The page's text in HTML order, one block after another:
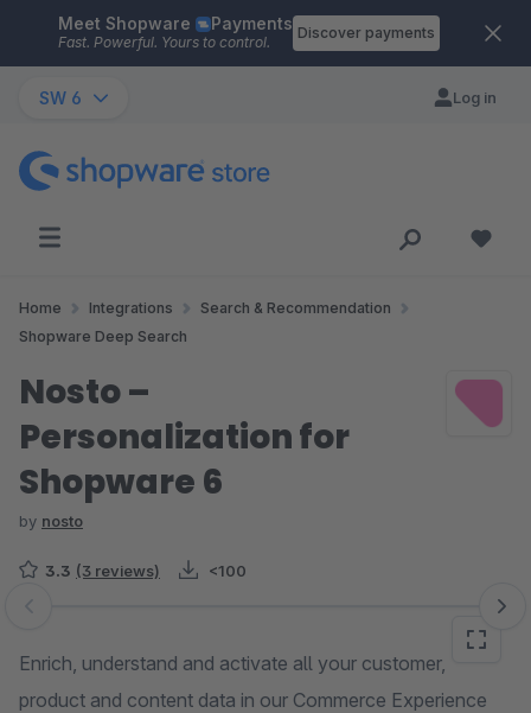
Skip to main content
Meet Shopware Payments
Fast. Powerful. Yours to control.
Discover payments
SW 6 Log in
Home Integrations
Search & Recommendation
Shopware Deep Search
Nosto –
Personalization for
Shopware 6
by nosto
3.3 (3 reviews) <100
Skip image gallery
Enrich, understand and activate all your customer,
product and content data in our Commerce Experience